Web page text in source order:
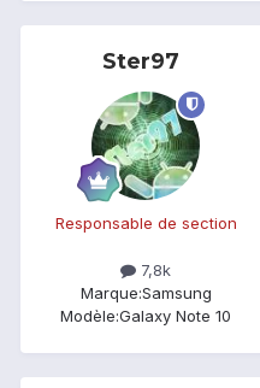
Ster97
Responsable de section
7,8k
Marque:Samsung
Modèle:Galaxy Note 10